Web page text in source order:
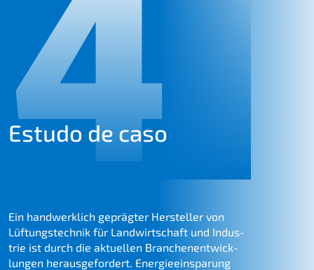
Estudo de caso
Ein handwerk­lich gepräg­ter Herstel­ler von
Lüftungs­tech­nik für Landwirt­schaft und Indus­
trie ist durch die aktuel­len Branchen­ent­wick­
lun­gen heraus­ge­for­dert. Energie­ein­spa­rung